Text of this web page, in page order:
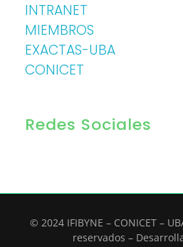
INTRANET
MIEMBROS
EXACTAS-UBA
CONICET
Redes Sociales
© 2024 IFIBYNE – CONICET –
reservados –